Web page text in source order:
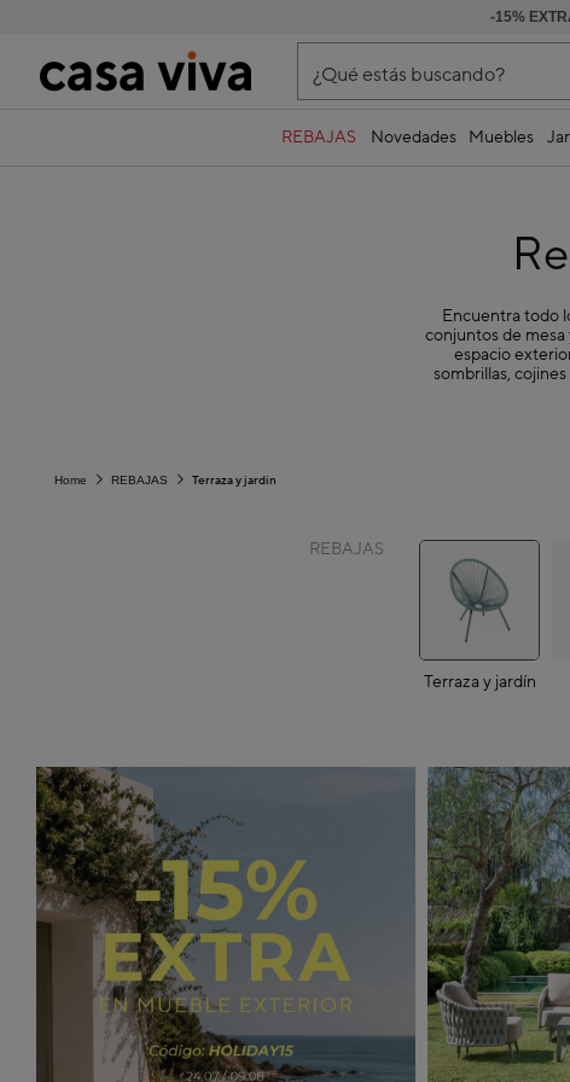
-15%
¿Qué estás buscando?
REBAJAS Novedades Muebles
Encuentra todo
conjuntos de mesa
espacio
sombrillas,
Terraza y jardín
REBAJAS
Home
REBAJAS
Terraza y jardín